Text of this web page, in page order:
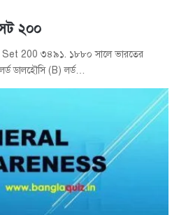
২০০
200 ৩৪৯১. ১৮৮০ সালে ভারতের
ডালহৌসি (B) লর্ড…